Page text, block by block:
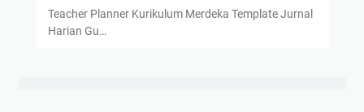
Teacher Planner Kurikulum Merdeka Template Jurnal
Harian Gu…